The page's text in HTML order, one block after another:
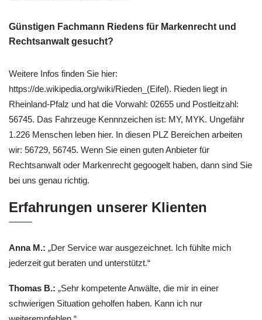
Günstigen Fachmann Riedens für Markenrecht und
Rechtsanwalt gesucht?
Weitere Infos finden Sie hier:
https://de.wikipedia.org/wiki/Rieden_(Eifel). Rieden liegt in
Rheinland-Pfalz und hat die Vorwahl: 02655 und Postleitzahl:
56745. Das Fahrzeuge Kennnzeichen ist: MY, MYK. Ungefähr
1.226 Menschen leben hier. In diesen PLZ Bereichen arbeiten
wir: 56729, 56745. Wenn Sie einen guten Anbieter für
Rechtsanwalt oder Markenrecht gegoogelt haben, dann sind Sie
bei uns genau richtig.
Erfahrungen unserer Klienten
Anna M.: „Der Service war ausgezeichnet. Ich fühlte mich
jederzeit gut beraten und unterstützt.“
Thomas B.: „Sehr kompetente Anwälte, die mir in einer
schwierigen Situation geholfen haben. Kann ich nur